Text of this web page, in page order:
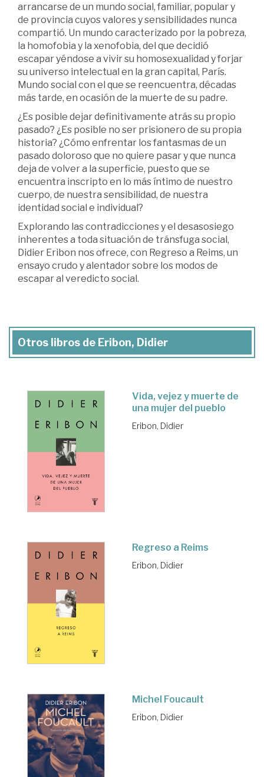
arrancarse de un mundo social, familiar, popular y
de provincia cuyos valores y sensibilidades nunca
compartió. Un mundo caracterizado por la pobreza,
la homofobia y la xenofobia, del que decidió
escapar yéndose a vivir su homosexualidad y forjar
su universo intelectual en la gran capital, París.
Mundo social con el que se reencuentra, décadas
más tarde, en ocasión de la muerte de su padre.
¿Es posible dejar definitivamente atrás su propio
pasado? ¿Es posible no ser prisionero de su propia
historia? ¿Cómo enfrentar los fantasmas de un
pasado doloroso que no quiere pasar y que nunca
deja de volver a la superficie, puesto que se
encuentra inscripto en lo más íntimo de nuestro
cuerpo, de nuestra sensibilidad, de nuestra
identidad social e individual?
Explorando las contradicciones y el desasosiego
inherentes a toda situación de tránsfuga social,
Didier Eribon nos ofrece, con Regreso a Reims, un
ensayo crudo y alentador sobre los modos de
escapar al veredicto social.
Otros libros de Eribon, Didier
Vida, vejez y muerte de
una mujer del pueblo
Eribon, Didier
Regreso a Reims
Eribon, Didier
Michel Foucault
Eribon, Didier